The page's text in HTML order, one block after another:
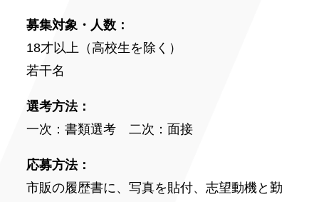
募集対象・人数：
18才以上（高校生を除く）
若干名
選考方法：
一次：書類選考 二次：面接
応募方法：
市販の履歴書に、写真を貼付、志望動機と勤